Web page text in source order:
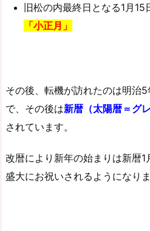
旧松の内最終日となる1月
「小正月」
その後、転機が訪れたのは明治
で、その後は新暦（太陽暦＝グ
されています。
改暦により新年の始まりは新暦1
盛大にお祝いされるようになりま